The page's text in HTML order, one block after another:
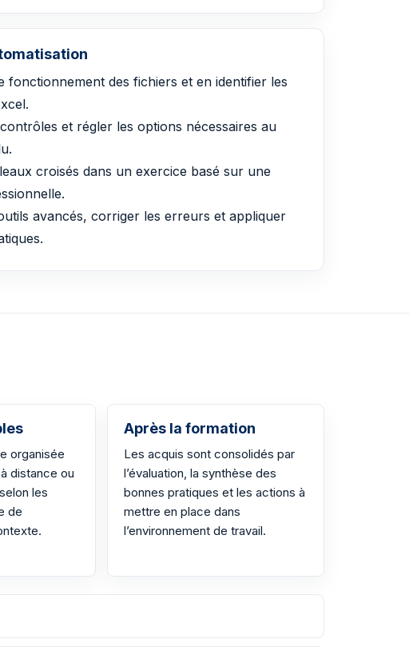
fonctionnement des fichiers et en identifier les
et régler les options nécessaires au
croisés dans un exercice basé sur une
avancés, corriger les erreurs et appliquer
organisée
distance ou
les
de
Après la formation
Les acquis sont consolidés par
l’évaluation, la synthèse des
bonnes pratiques et les actions à
mettre en place dans
l’environnement de travail.